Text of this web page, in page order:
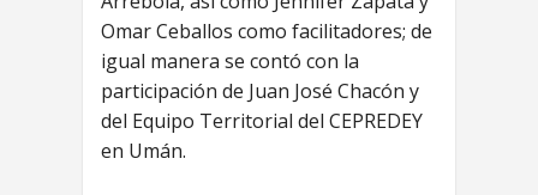
Omar Ceballos como facilitadores; de
igual manera se contó con la
participación de Juan José Chacón y
del Equipo Territorial del CEPREDEY
en Umán.